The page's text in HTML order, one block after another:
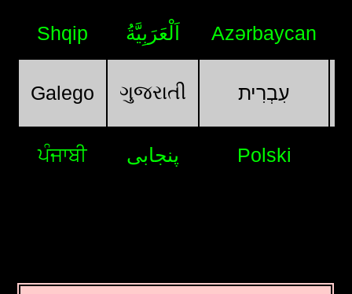
Shqip اَلْعَرَبِيَّةُ Azərbaycan
Galego ગુજરાતી עִבְרִית
ਪੰਜਾਬੀ پنجابی Polski